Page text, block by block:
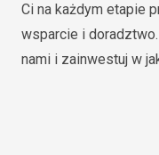
Ci na każdym etapie
wsparcie i
nami i zainwestuj w